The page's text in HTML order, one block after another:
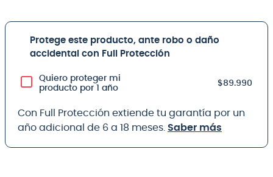
Protege este producto, ante robo o daño
accidental con Full Protección
Quiero proteger mi
producto por 1 año
$89.990
Con Full Protección extiende tu garantía por un
año adicional de 6 a 18 meses. Saber más